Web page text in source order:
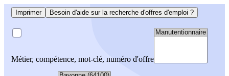
Imprimer Besoin d'aide sur la recherche d'offres d'emploi ?
Métier, compétence, mot-clé, numéro d'offre